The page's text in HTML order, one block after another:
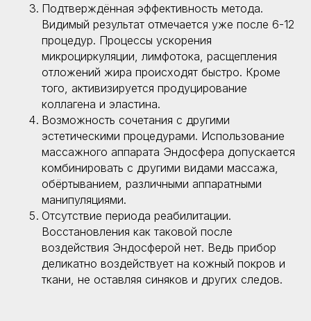
Подтверждённая эффективность метода.
Видимый результат отмечается уже после 6-12
процедур. Процессы ускорения
микроциркуляции, лимфотока, расщепления
отложений жира происходят быстро. Кроме
того, активизируется продуцирование
коллагена и эластина.
Возможность сочетания с другими
эстетическими процедурами. Использование
массажного аппарата Эндосфера допускается
комбинировать с другими видами массажа,
обёртыванием, различными аппаратными
манипуляциями.
Отсутствие периода реабилитации.
Восстановления как таковой после
воздействия Эндосферой нет. Ведь прибор
деликатно воздействует на кожный покров и
ткани, не оставляя синяков и других следов.
Гинекология
О проекте
Клуб биохакинга
Команда
Контакты
Блог
Выгодные предложения